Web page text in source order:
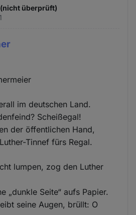
überprüft)
im deutschen Land.
Scheißegal!
der öffentlichen Hand,
Tinnef fürs Regal.
lumpen, zog den Luther
„dunkle Seite“ aufs Papier.
seine Augen, brüllt: O